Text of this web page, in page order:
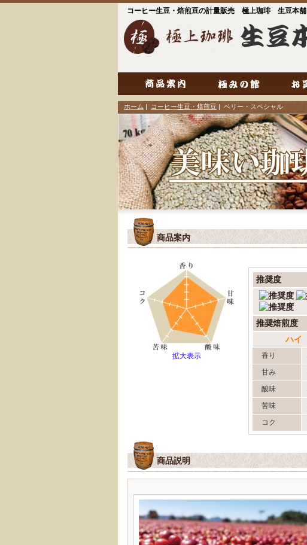
コーヒー生豆・焙煎豆の計量販売 極上珈琲 生豆本舗
ホーム | コーヒー生豆・焙煎豆 | ベリー・スペシャル
商品案内
拡大表示
推奨度
推奨焙煎度
ハイ
香り
甘み
酸味
苦味
コク
商品説明